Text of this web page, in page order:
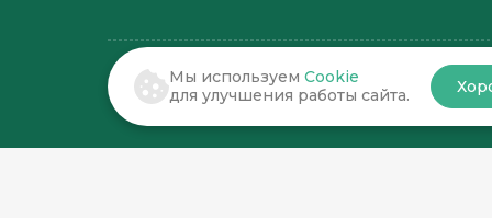
© 2022-2026 . По соседству
Мы используем Cookie
для улучшения работы сайта.